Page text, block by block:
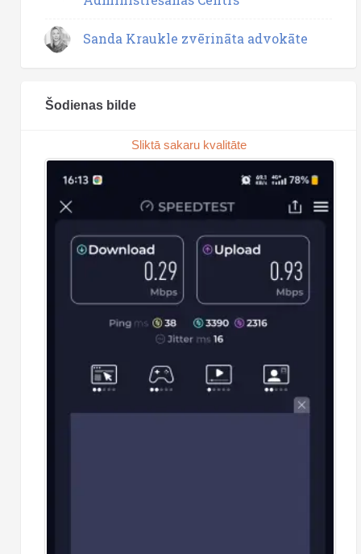
Sanda Kraukle zvērināta advokāte
Šodienas bilde
Sliktā sakaru kvalitāte